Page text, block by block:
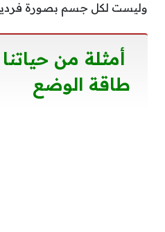
وليست لكل جسم بصورة
أمثلة من
طاقة الوضع